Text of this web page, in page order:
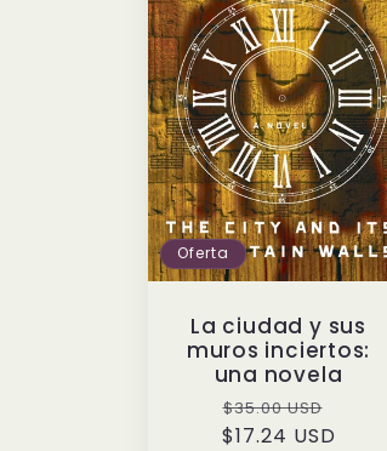
:
Oferta
La ciudad y sus
muros inciertos:
una novela
Precio
habitual
$35.00 USD
$17.24 USD